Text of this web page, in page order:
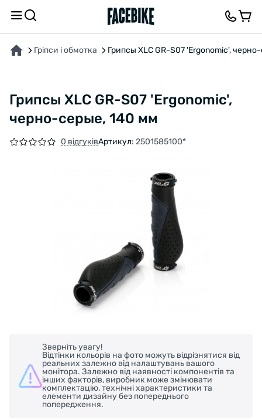
Гріпси і обмотка Грипсы XLC GR-S07 'Ergonomic',
Грипсы XLC GR-S07 'Ergonomic',
черно-серые, 140 мм
0 відгуківАртикул: 2501585100*
Зверніть увагу!
Відтінки кольорів на фото можуть відрізнятися від
реальних залежно від налаштувань вашого
монітора. Залежно від наявності компонентів та
інших факторів, виробник може змінювати
комплектацію, технічні характеристики та
елементи дизайну без попереднього
попередження.
ПРО ТОВАР ХАРАКТЕРИСТИКИВІДГУКИ ТА ЗАПИТАННЯ